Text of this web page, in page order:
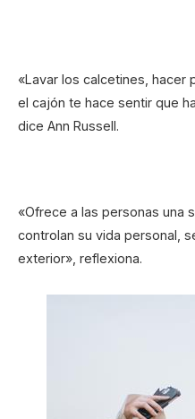
«Lavar los calcetines, hacer
el cajón te hace sentir que
dice Ann Russell.
«Ofrece a las personas una
controlan su vida personal,
exterior», reflexiona.